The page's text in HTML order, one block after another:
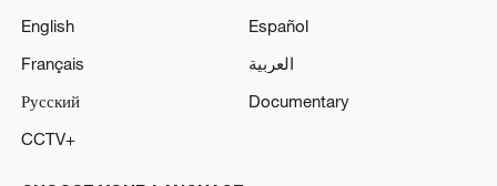
English
Español
Français
العربية
Русский
Documentary
CCTV+